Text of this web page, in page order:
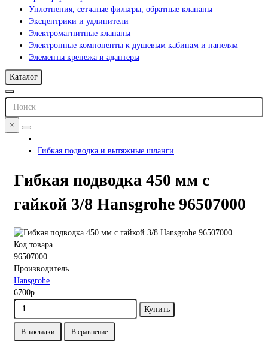
Уплотнения, сетчатые фильтры, обратные клапаны
Эксцентрики и удлинители
Электромагнитные клапаны
Электронные компоненты к душевым кабинам и панелям
Элементы крепежа и адаптеры
Каталог
×
Гибкая подводка и вытяжные шланги
Гибкая подводка 450 мм с
гайкой 3/8 Hansgrohe 96507000
Код товара
96507000
Производитель
Hansgrohe
6700р.
Купить
В закладки В сравнение